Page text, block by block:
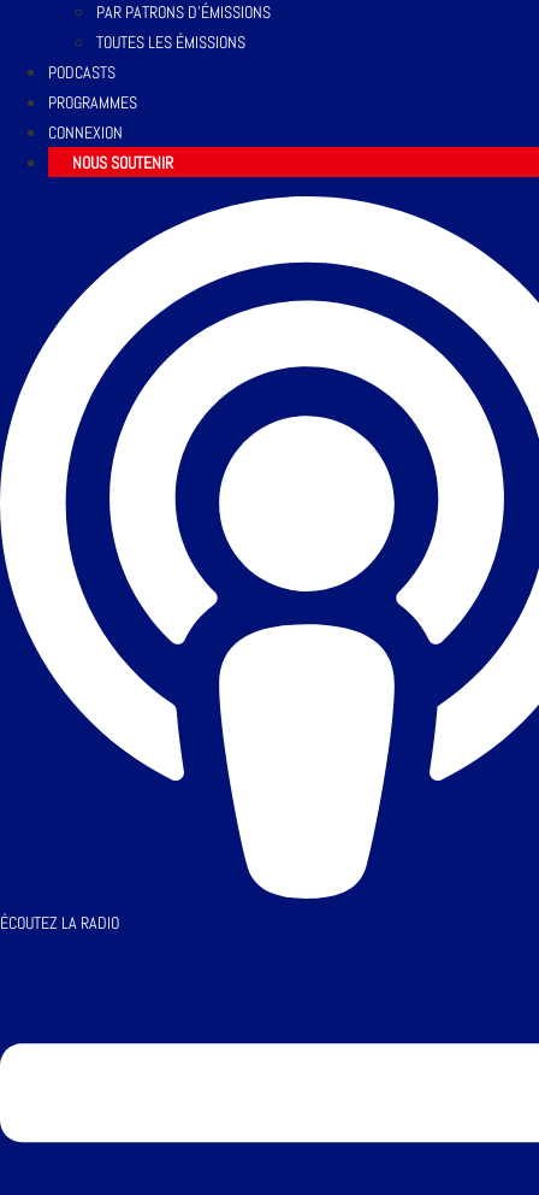
PAR PATRONS D’ÉMISSIONS
TOUTES LES ÉMISSIONS
PODCASTS
PROGRAMMES
CONNEXION
NOUS SOUTENIR
ÉCOUTEZ LA RADIO